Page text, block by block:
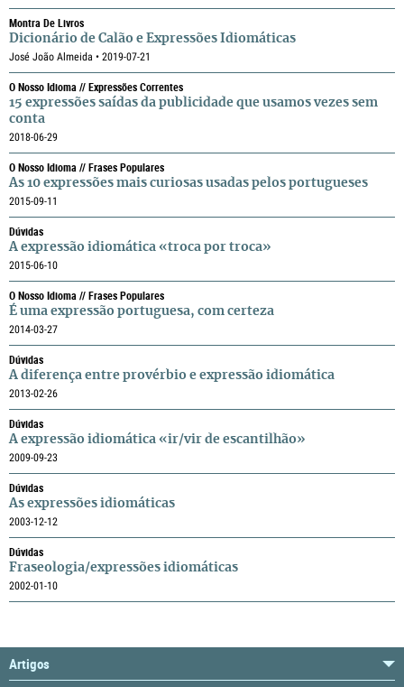
Montra De Livros
Dicionário de Calão e Expressões Idiomáticas
José João Almeida • 2019-07-21
O Nosso Idioma // Expressões Correntes
15 expressões saídas da publicidade que usamos vezes sem
conta
2018-06-29
O Nosso Idioma // Frases Populares
As 10 expressões mais curiosas usadas pelos portugueses
2015-09-11
Dúvidas
A expressão idiomática «troca por troca»
2015-06-10
O Nosso Idioma // Frases Populares
É uma expressão portuguesa, com certeza
2014-03-27
Dúvidas
A diferença entre provérbio e expressão idiomática
2013-02-26
Dúvidas
A expressão idiomática «ir/vir de escantilhão»
2009-09-23
Dúvidas
As expressões idiomáticas
2003-12-12
Dúvidas
Fraseologia/expressões idiomáticas
2002-01-10
Artigos